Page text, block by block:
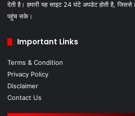
देती है। हमारी यह साइट 24 घंटे अपडेट होती है, जिससे
पहुंच सके।
Important Links
Terms & Condition
Privacy Policy
Disclaimer
Contact Us